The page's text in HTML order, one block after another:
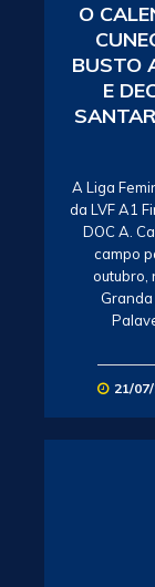
O
BUSTO
E
A Liga
da LVF A1
DOC A.
campo
outubro,
21/